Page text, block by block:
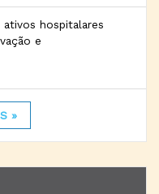
hospitalares
e
»